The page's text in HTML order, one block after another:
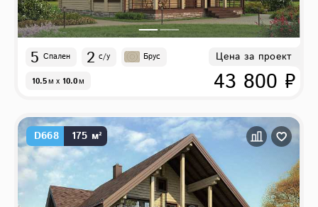
5 Спален 2 с/у Брус
10.5м x 10.0м
Цена за проект
43 800 ₽
D668 175 м²